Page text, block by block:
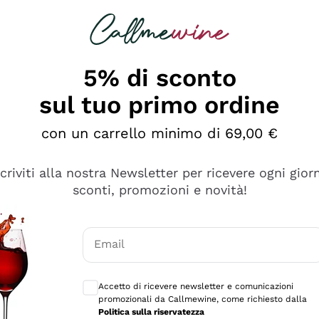
diversi e con un ampio range di prezzo. Le
5% di sconto
sul tuo primo ordine
con un carrello minimo di 69,00 €
alla nostra Newsletter per ricevere ogni
sconti, promozioni e novità!
Email
Accetto di ricevere newsletter e comunicazioni
promozionali da Callmewine, come richiesto dalla
Politica sulla riservatezza